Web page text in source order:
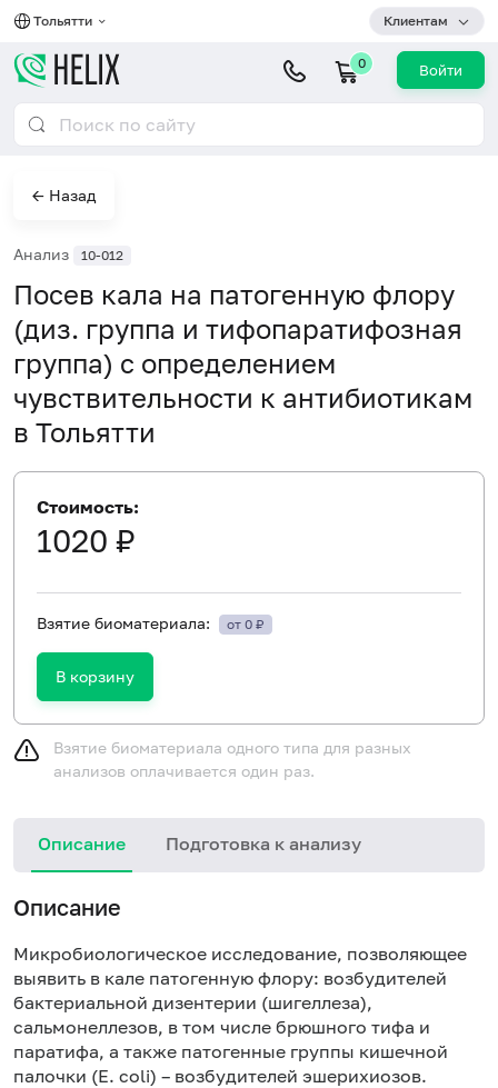
Тольятти Клиентам
0 Войти
← Назад
Анализ 10-012
Посев кала на патогенную флору
(диз. группа и тифопаратифозная
группа) с определением
чувствительности к антибиотикам
в Тольятти
Стоимость:
1020 ₽
Взятие биоматериала: от 0 ₽
В корзину
Взятие биоматериала одного типа для разных
анализов оплачивается один раз.
Описание Подготовка к анализу
Описание
Микробиологическое исследование, позволяющее
выявить в кале патогенную флору: возбудителей
бактериальной дизентерии (шигеллеза),
сальмонеллезов, в том числе брюшного тифа и
паратифа, а также патогенные группы кишечной
палочки (E. coli) – возбудителей эшерихиозов.